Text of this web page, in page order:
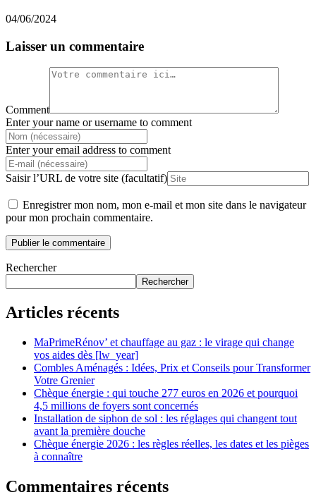
04/06/2024
Laisser un commentaire
Comment
Enter your name or username to comment
Enter your email address to comment
Saisir l’URL de votre site (facultatif)
Enregistrer mon nom, mon e-mail et mon site dans le navigateur
pour mon prochain commentaire.
Rechercher
Rechercher
Articles récents
MaPrimeRénov’ et chauffage au gaz : le virage qui change
vos aides dès [lw_year]
Combles Aménagés : Idées, Prix et Conseils pour Transformer
Votre Grenier
Chèque énergie : qui touche 277 euros en 2026 et pourquoi
4,5 millions de foyers sont concernés
Installation de siphon de sol : les réglages qui changent tout
avant la première douche
Chèque énergie 2026 : les règles réelles, les dates et les pièges
à connaître
Commentaires récents